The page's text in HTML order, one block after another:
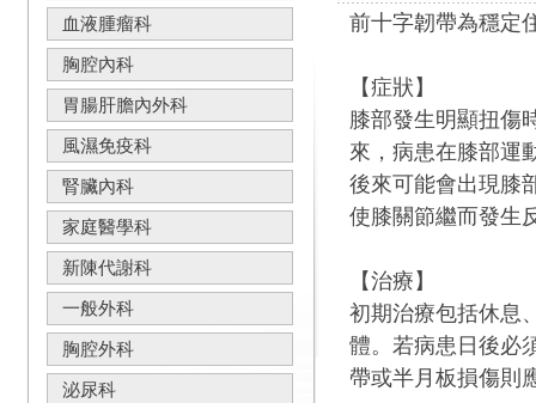
血液腫瘤科
胸腔內科
胃腸肝膽內外科
風濕免疫科
腎臟內科
家庭醫學科
新陳代謝科
一般外科
胸腔外科
泌尿科
前十字韌帶為穩定
【症狀】
膝部發生明顯扭傷
來，病患在膝部運
後來可能會出現膝
使膝關節繼而發生
【治療】
初期治療包括休息
體。若病患日後必
帶或半月板損傷則